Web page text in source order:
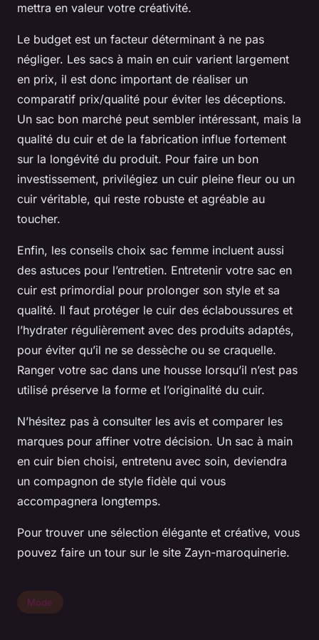
mettra en valeur votre créativité.
Le budget est un facteur déterminant à ne pas
négliger. Les sacs à main en cuir varient largement
en prix, il est donc important de réaliser un
comparatif prix/qualité pour éviter les déceptions.
Un sac bon marché peut sembler intéressant, mais la
qualité du cuir et de la fabrication influe fortement
sur la longévité du produit. Pour faire un bon
investissement, privilégiez un cuir pleine fleur ou un
cuir véritable, qui reste robuste et agréable au
toucher.
Enfin, les conseils choix sac femme incluent aussi
des astuces pour l’entretien. Entretenir votre sac en
cuir est primordial pour prolonger son style et sa
qualité. Il faut protéger le cuir des éclaboussures et
l’hydrater régulièrement avec des produits adaptés,
pour éviter qu’il ne se dessèche ou se craquelle.
Ranger votre sac dans une housse lorsqu’il n’est pas
utilisé préserve la forme et l’originalité du cuir.
N’hésitez pas à consulter les avis et comparer les
marques pour affiner votre décision. Un sac à main
en cuir bien choisi, entretenu avec soin, deviendra
un compagnon de style fidèle qui vous
accompagnera longtemps.
Pour trouver une sélection élégante et créative, vous
pouvez faire un tour sur le site Zayn-maroquinerie.
Mode